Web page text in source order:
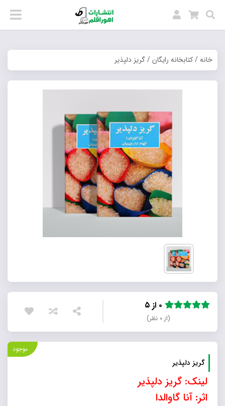
خانه/کتابخانه رایگان/ گریز دلپذیر
(از ۰ نظر)
موجود
گریز دلپذیر
لینک: گریز دلپذیر
اثر: آنا گاوالدا